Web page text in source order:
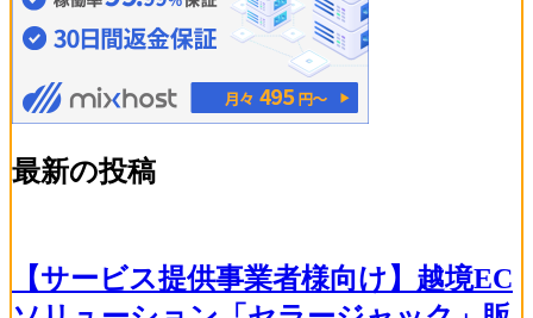
最新の投稿
【サービス提供事業者様向け】越境EC